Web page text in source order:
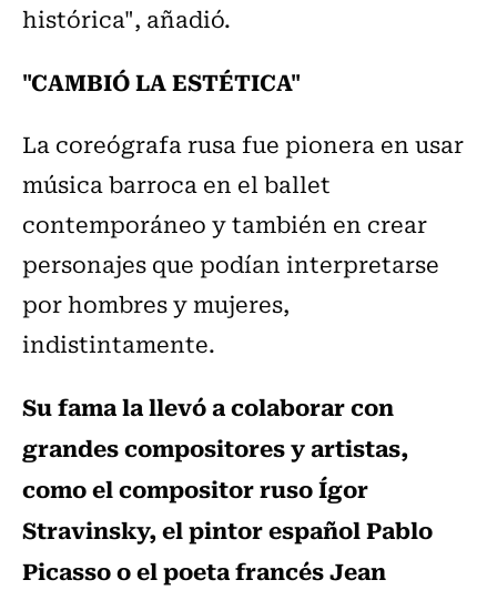
histórica", añadió.
"CAMBIÓ LA ESTÉTICA"
La coreógrafa rusa fue pionera en usar
música barroca en el ballet
contemporáneo y también en crear
personajes que podían interpretarse
por hombres y mujeres,
indistintamente.
Su fama la llevó a colaborar con
grandes compositores y artistas,
como el compositor ruso Ígor
Stravinsky, el pintor español Pablo
Picasso o el poeta francés Jean